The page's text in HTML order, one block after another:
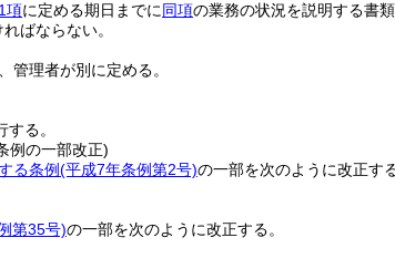
項に定める期日までに同項の業務の状況を説明する書
ばならない。
管理者が別に定める。
る。
例の一部改正)
る条例(平成7年条例第2号)の一部を次のように改正する
第35号)の一部を次のように改正する。